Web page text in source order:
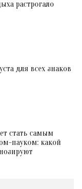
растрогало
для всех знаков
стать самым
пауком: какой